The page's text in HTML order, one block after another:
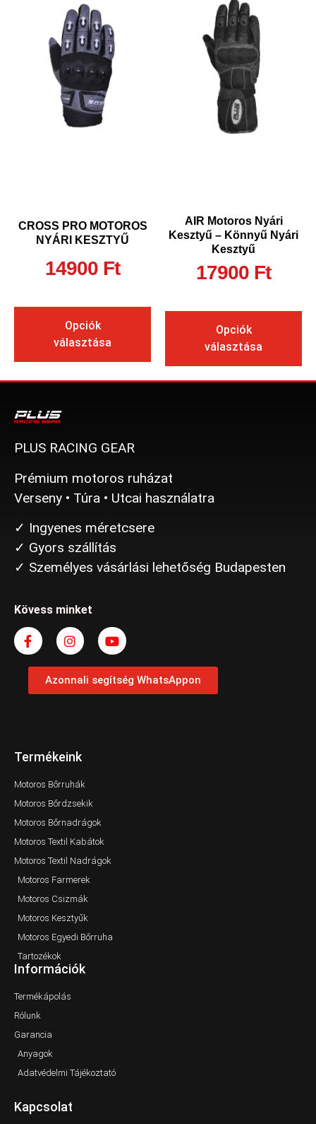
CROSS PRO MOTOROS
NYÁRI KESZTYŰ
14900 Ft
Opciók
választása
AIR Motoros Nyári
Kesztyű – Könnyű Nyári
Kesztyű
17900 Ft
Opciók
választása
PLUS RACING GEAR
Prémium motoros ruházat
Verseny • Túra • Utcai használatra
✓ Ingyenes méretcsere
✓ Gyors szállítás
✓ Személyes vásárlási lehetőség Budapesten
Kövess minket
Azonnali segítség WhatsAppon
Termékeink
Motoros Bőrruhák
Motoros Bőrdzsekik
Motoros Bőrnadrágok
Motoros Textil Kabátok
Motoros Textil Nadrágok
Motoros Farmerek
Motoros Csizmák
Motoros Kesztyűk
Motoros Egyedi Bőrruha
Tartozékok
Információk
Termékápolás
Rólunk
Garancia
Anyagok
Adatvédelmi Tájékoztató
Kapcsolat